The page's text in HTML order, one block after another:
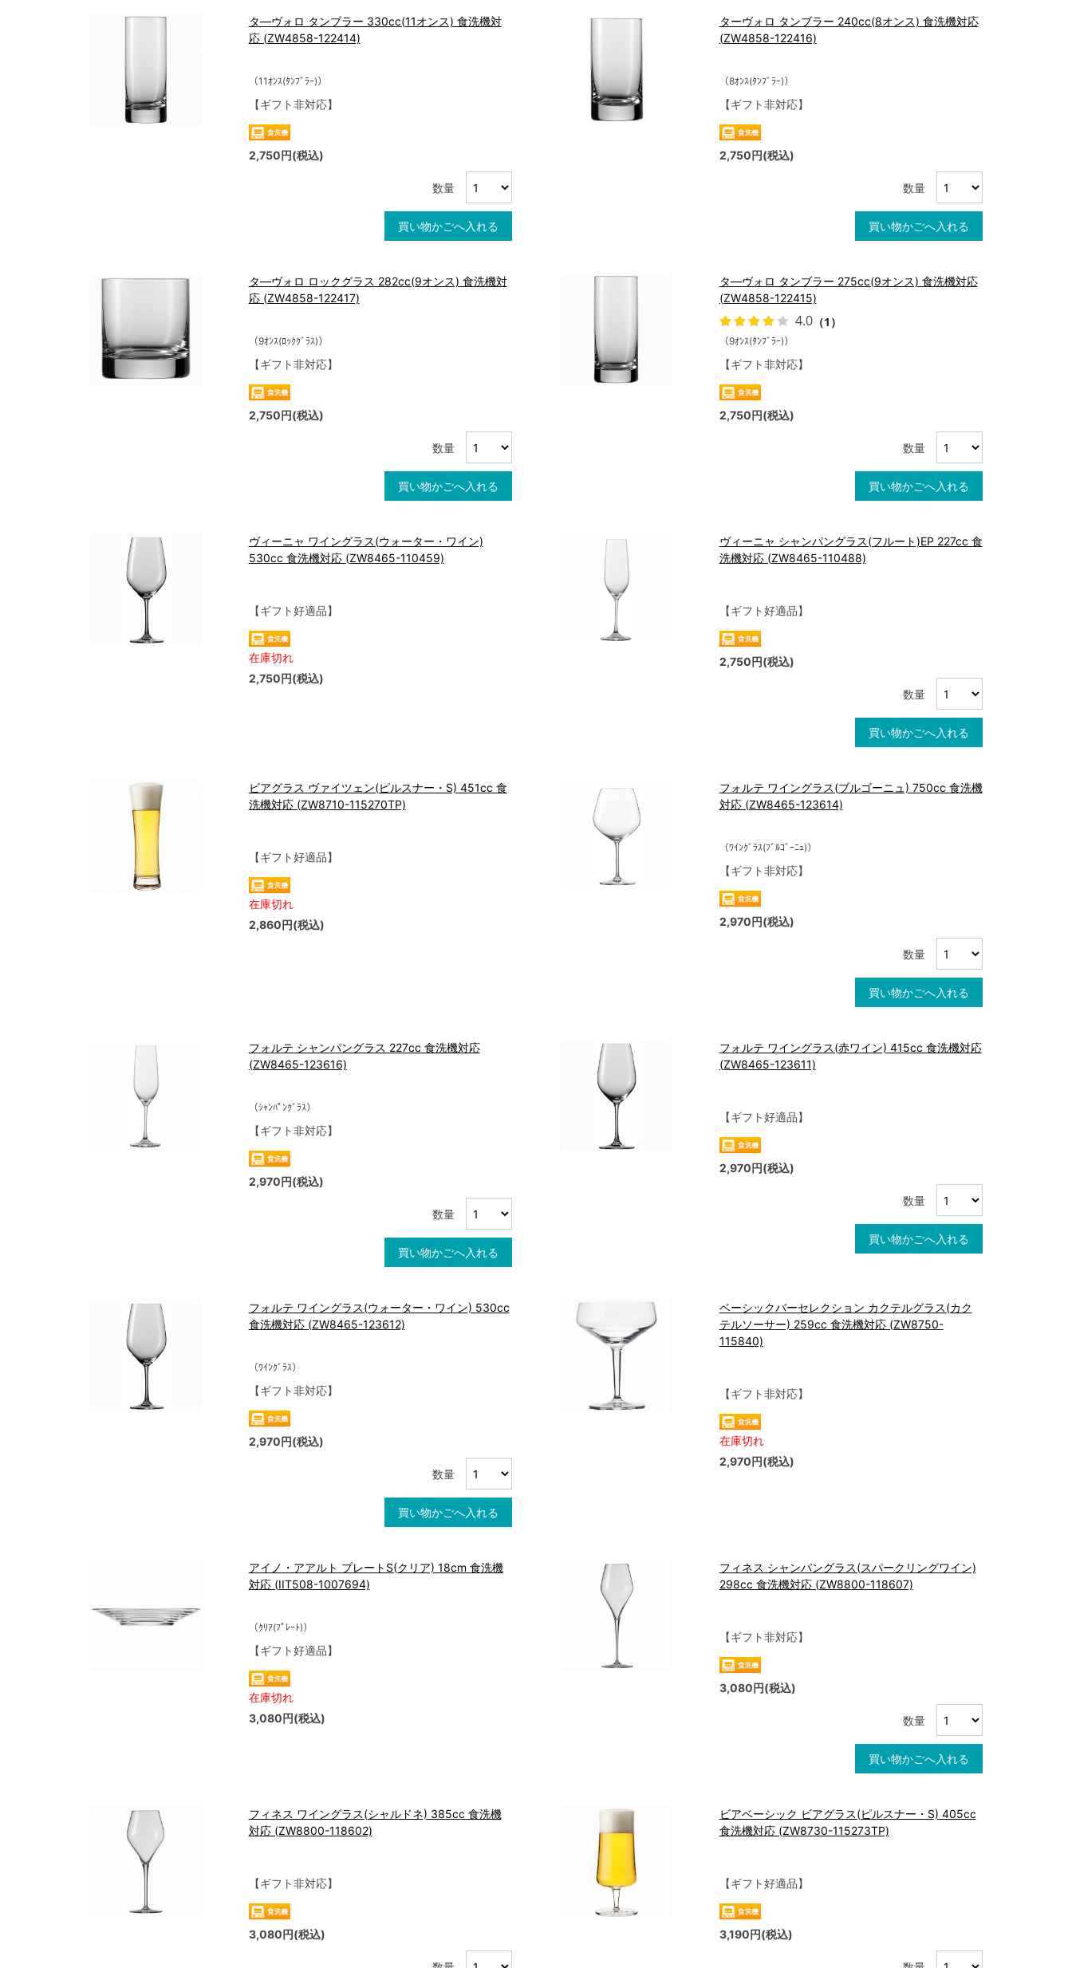
タ―ヴォロ タンブラー 330cc(11オンス) 食洗機対
応 (ZW4858-122414)
（11ｵﾝｽ(ﾀﾝﾌﾞﾗｰ)）
【ギフト非対応】
2,750円(税込)
数量
買い物かごへ入れる
ターヴォロ タンブラー 240cc(8オンス) 食洗機対応
(ZW4858-122416)
（8ｵﾝｽ(ﾀﾝﾌﾞﾗｰ)）
【ギフト非対応】
2,750円(税込)
数量
買い物かごへ入れる
タ―ヴォロ ロックグラス 282cc(9オンス) 食洗機対
応 (ZW4858-122417)
（9ｵﾝｽ(ﾛｯｸｸﾞﾗｽ)）
【ギフト非対応】
2,750円(税込)
数量
買い物かごへ入れる
タ―ヴォロ タンブラー 275cc(9オンス) 食洗機対応
(ZW4858-122415)
4.0（1）
（9ｵﾝｽ(ﾀﾝﾌﾞﾗｰ)）
【ギフト非対応】
2,750円(税込)
数量
買い物かごへ入れる
ヴィーニャ ワイングラス(ウォーター・ワイン)
530cc 食洗機対応 (ZW8465-110459)
【ギフト好適品】
在庫切れ
2,750円(税込)
ヴィーニャ シャンパングラス(フルート)EP 227cc 食
洗機対応 (ZW8465-110488)
【ギフト好適品】
2,750円(税込)
数量
買い物かごへ入れる
ビアグラス ヴァイツェン(ピルスナー・S) 451cc 食
洗機対応 (ZW8710-115270TP)
【ギフト好適品】
在庫切れ
2,860円(税込)
フォルテ ワイングラス(ブルゴーニュ) 750cc 食洗機
対応 (ZW8465-123614)
（ﾜｲﾝｸﾞﾗｽ(ﾌﾞﾙｺﾞｰﾆｭ)）
【ギフト非対応】
2,970円(税込)
数量
買い物かごへ入れる
フォルテ シャンパングラス 227cc 食洗機対応
(ZW8465-123616)
（ｼｬﾝﾊﾟﾝｸﾞﾗｽ）
【ギフト非対応】
2,970円(税込)
数量
買い物かごへ入れる
フォルテ ワイングラス(赤ワイン) 415cc 食洗機対応
(ZW8465-123611)
【ギフト好適品】
2,970円(税込)
数量
買い物かごへ入れる
フォルテ ワイングラス(ウォーター・ワイン) 530cc
食洗機対応 (ZW8465-123612)
（ﾜｲﾝｸﾞﾗｽ）
【ギフト非対応】
2,970円(税込)
数量
買い物かごへ入れる
ベーシックバーセレクション カクテルグラス(カク
テルソーサー) 259cc 食洗機対応 (ZW8750-
115840)
【ギフト非対応】
在庫切れ
2,970円(税込)
アイノ・アアルト プレートS(クリア) 18cm 食洗機
対応 (IIT508-1007694)
（ｸﾘｱ(ﾌﾟﾚｰﾄ)）
【ギフト好適品】
在庫切れ
3,080円(税込)
フィネス シャンパングラス(スパークリングワイン)
298cc 食洗機対応 (ZW8800-118607)
【ギフト非対応】
3,080円(税込)
数量
買い物かごへ入れる
フィネス ワイングラス(シャルドネ) 385cc 食洗機
対応 (ZW8800-118602)
【ギフト非対応】
3,080円(税込)
ビアベーシック ビアグラス(ピルスナー・S) 405cc
食洗機対応 (ZW8730-115273TP)
【ギフト好適品】
3,190円(税込)